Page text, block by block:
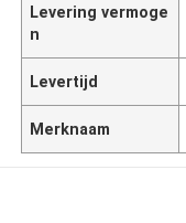
Levering vermoge
n
Levertijd
Merknaam